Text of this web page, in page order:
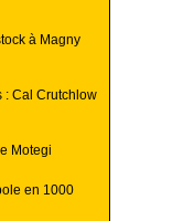
à Magny
: Cal Crutchlow
Motegi
en 1000